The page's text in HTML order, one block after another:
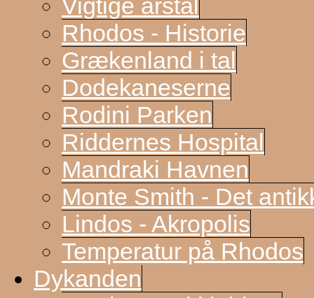
Vigtige årstal
Rhodos - Historie
Grækenland i tal
Dodekaneserne
Rodini Parken
Riddernes Hospital
Mandraki Havnen
Monte Smith - Det
Lindos - Akropolis
Temperatur på Rhodos
Dykanden